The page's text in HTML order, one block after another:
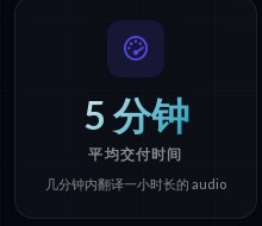
5 分钟
平均交付时间
几分钟内翻译一小时长的 audio